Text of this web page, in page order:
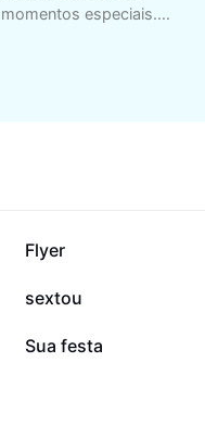
especiais.
o público que
9,2 mil
Flyer
4,4 mil
sextou
545
Sua festa